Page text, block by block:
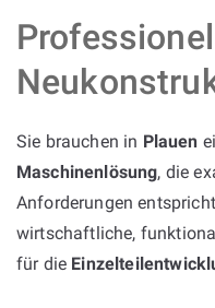
Sie brauchen in Plauen
Maschinenlösung, die
Anforderungen
wirtschaftliche,
für die